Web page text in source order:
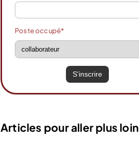
Poste occupé*
Articles pour aller plus loin